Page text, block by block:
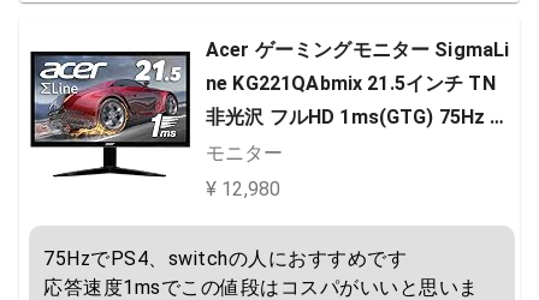
Acer ゲーミングモニター SigmaLi
ne KG221QAbmix 21.5インチ TN
非光沢 フルHD 1ms(GTG) 75Hz Fr
eeSync HDMI スピーカー内蔵 VES
Aマウント対応 チルト フリッカー
モニター
¥ 12,980
75HzでPS4、switchの人におすすめです
応答速度1msでこの値段はコスパがいいと思いま